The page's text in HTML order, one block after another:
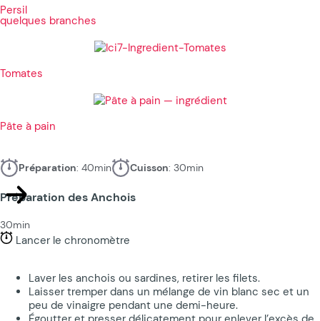
Persil
quelques branches
Tomates
Pâte à pain
Préparation: 40min Cuisson: 30min
Préparation des Anchois
30min
Lancer le chronomètre
Laver les anchois ou sardines, retirer les filets.
Laisser tremper dans un mélange de vin blanc sec et un
peu de vinaigre pendant une demi-heure.